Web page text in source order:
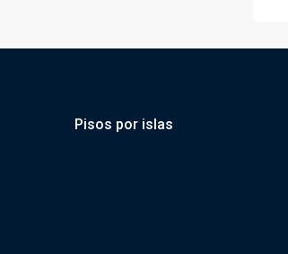
Pisos por islas